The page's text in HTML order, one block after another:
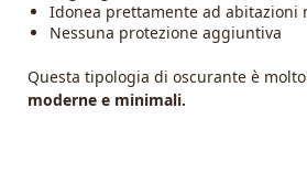
Idonea prettamente ad abitazioni
Nessuna protezione aggiuntiva
Questa tipologia di oscurante è
moderne e minimali.